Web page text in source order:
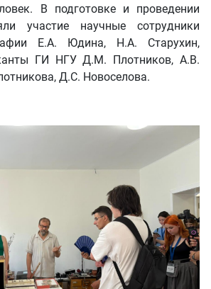
В подготовке и проведении
участие научные сотрудники
Е.А. Юдина, Н.А. Старухин,
ГИ НГУ Д.М. Плотников, А.В.
Д.С. Новоселова.